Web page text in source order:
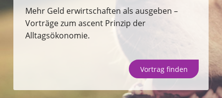
Vollmachtsplanung
Sachversicherung
Unternehmen
Mehr Geld erwirtschaften als ausgeben –
Vorträge zum ascent Prinzip der
Alltagsökonomie.
Vortrag finden